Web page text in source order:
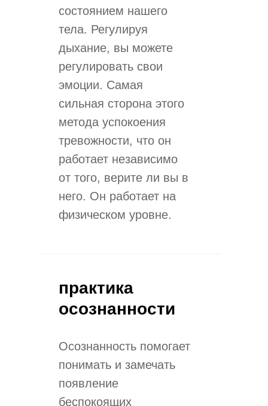
состоянием нашего
тела. Регулируя
дыхание, вы можете
регулировать свои
эмоции. Самая
сильная сторона этого
метода успокоения
тревожности, что он
работает независимо
от того, верите ли вы в
него. Он работает на
физическом уровне.
практика
осознанности
Осознанность помогает
понимать и замечать
появление
беспокоящих